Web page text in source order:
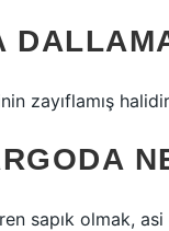
zayıflamış
sapık olmak,